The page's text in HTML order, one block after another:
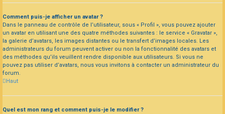
Comment puis-je afficher un avatar ?
Dans le panneau de contrôle de l’utilisateur, sous « Profil », vous pouvez ajouter
un avatar en utilisant une des quatre méthodes suivantes : le service « Gravatar »,
la galerie d’avatars, les images distantes ou le transfert d’images locales. Les
administrateurs du forum peuvent activer ou non la fonctionnalité des avatars et
des méthodes qu’ils veuillent rendre disponible aux utilisateurs. Si vous ne
pouvez pas utiliser d’avatars, nous vous invitons à contacter un administrateur du
forum.
Haut
Quel est mon rang et comment puis-je le modifier ?